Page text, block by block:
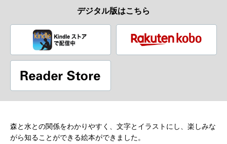
デジタル版はこちら
森と水との関係をわかりやすく、文字とイラストにし、楽しみな
がら知ることができる絵本ができました。